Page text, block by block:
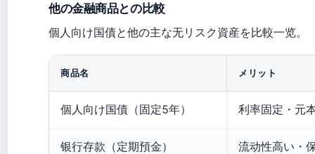
他の金融商品との比較
個人向け国債と他の主な无リスク資産を比較一览。
商品名 メリット
個人向け国債（固定5年） 利率固定・元
银行存款（定期預金） 流动性高い・